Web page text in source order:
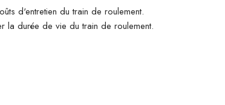
d'entretien du train de roulement.
la durée de vie du train de roulement.